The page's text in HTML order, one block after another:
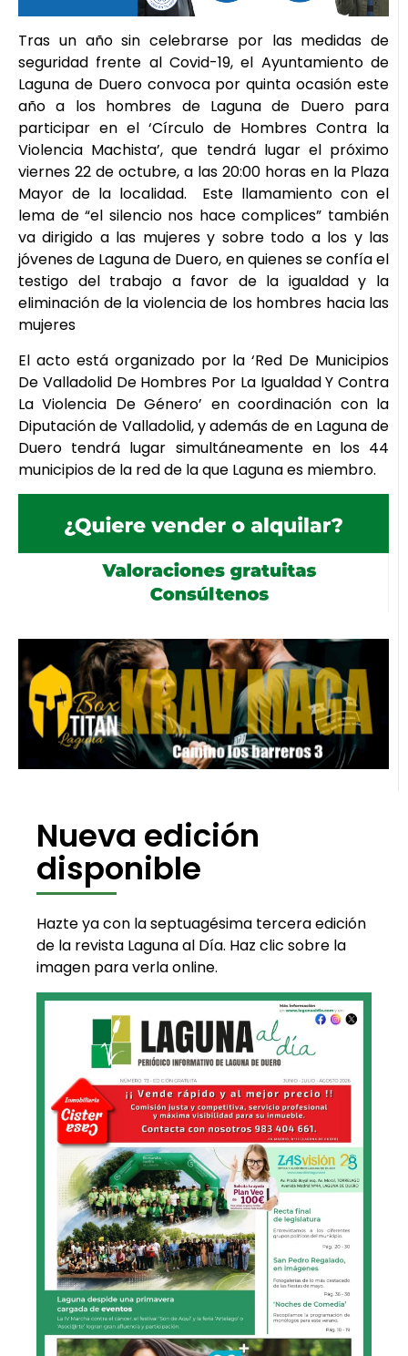
Tras un año sin celebrarse por las medidas de
seguridad frente al Covid-19, el Ayuntamiento de
Laguna de Duero convoca por quinta ocasión este
año a los hombres de Laguna de Duero para
participar en el ‘Círculo de Hombres Contra la
Violencia Machista’, que tendrá lugar el próximo
viernes 22 de octubre, a las 20:00 horas en la Plaza
Mayor de la localidad. Este llamamiento con el
lema de “el silencio nos hace complices” también
va dirigido a las mujeres y sobre todo a los y las
jóvenes de Laguna de Duero, en quienes se confía el
testigo del trabajo a favor de la igualdad y la
eliminación de la violencia de los hombres hacia las
mujeres
El acto está organizado por la ‘Red De Municipios
De Valladolid De Hombres Por La Igualdad Y Contra
La Violencia De Género’ en coordinación con la
Diputación de Valladolid, y además de en Laguna de
Duero tendrá lugar simultáneamente en los 44
municipios de la red de la que Laguna es miembro.
Nueva edición
disponible
Hazte ya con la septuagésima tercera edición
de la revista Laguna al Día. Haz clic sobre la
imagen para verla online.